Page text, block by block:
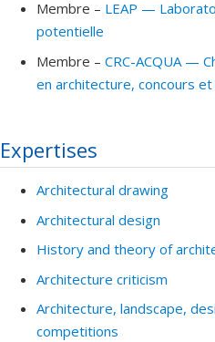
Membre – LEAP —
potentielle
Membre – CRC-ACQUA —
en architecture, concours et
Expertises
Architectural drawing
Architectural design
History and theory of
Architecture criticism
Architecture, landscape,
competitions